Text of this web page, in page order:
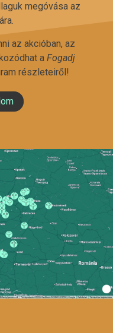
megóvása az
az akcióban, az
a Fogadj
részleteiről!